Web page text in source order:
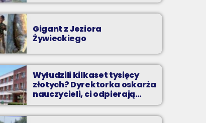
Gigant z Jeziora
Żywieckiego
Wyłudzili kilkaset tysięcy
złotych? Dyrektorka oskarża
nauczycieli, ci odpierają
zarzuty